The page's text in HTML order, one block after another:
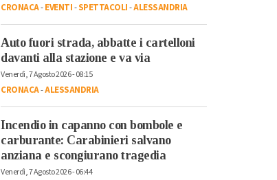
CRONACA-EVENTI-SPETTACOLI-ALESSANDRIA
Auto fuori strada, abbatte i cartelloni
davanti alla stazione e va via
Venerdì, 7 Agosto 2026 - 08:15
CRONACA-ALESSANDRIA
Incendio in capanno con bombole e
carburante: Carabinieri salvano
anziana e scongiurano tragedia
Venerdì, 7 Agosto 2026 - 06:44